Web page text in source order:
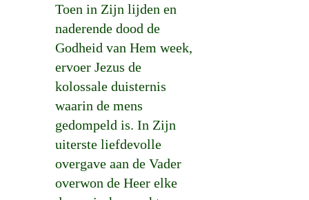
Toen in Zijn lijden en
naderende dood de
Godheid van Hem week,
ervoer Jezus de
kolossale duisternis
waarin de mens
gedompeld is. In Zijn
uiterste liefdevolle
overgave aan de Vader
overwon de Heer elke